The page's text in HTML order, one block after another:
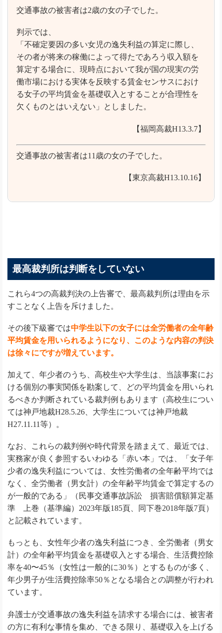
交通事故の被害者は2歳の女の子でした。
判示では、
「不確定要因の多い女児の逸失利益の算定に際し、
その者が将来の稼働によって得たであろう収入額を
算定する場合に、現時点において我が国の現実の労
働市場における実体を反映する賃金センサスにおけ
る女子の平均賃金を基礎収入とすることが合理性を
欠くものとはいえない」としました。
【福岡高裁H13.3.7】
交通事故の被害者は11歳の女の子でした。
【東京高裁H13.10.16】
最高裁判所は判断をしていない
これら4つの高裁判決の上告審で、最高裁判所は理由を示
すことなく上告を斥けました。
その後下級審では中学生以下の女子には全労働者の全年齢
平均賃金を用いられるようになり、このような内容の判決
は徐々にですが増えています。
加えて、年少者のうち、高校生や大学生は、当該事案にお
ける個別の事実関係を勘案して、どの平均賃金を用いられ
るべきか判断されている裁判例もあります（高校生につい
ては神戸地裁H28.5.26、大学生については神戸地裁
H27.11.11等）。
なお、これらの裁判例や時代背景を踏まえて、最近では、
実務家が良く参照するいわゆる「赤い本」では、「女子年
少者の逸失利益については、女性労働者の全年齢平均では
なく、全労働者（男女計）の全年齢平均賃金で算定するの
が一般的である」（民事交通事故訴訟 損害賠償額算定基
準 上巻（基準編）2023年版185頁、同下巻2018年版7頁）
と記載されています。
もっとも、女性年少者の逸失利益につき、全労働者（男女
計）の全年齢平均賃金を基礎収入とする場合、生活費控除
率を40〜45％（女性は一般的に30％）とするものが多く、
年少男子が生活費控除率50％となる場合との調整が行われ
ています。
弁護士が交通事故の逸失利益を請求する場合には、被害者
の方に有利な事情を集め、できる限り、基礎収入を上げる